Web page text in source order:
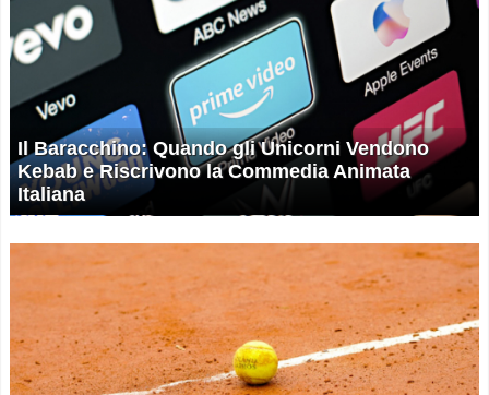
Il Baracchino: Quando gli Unicorni Vendono
Kebab e Riscrivono la Commedia Animata
Italiana